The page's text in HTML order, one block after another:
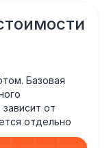
Базовая
от
отдельно